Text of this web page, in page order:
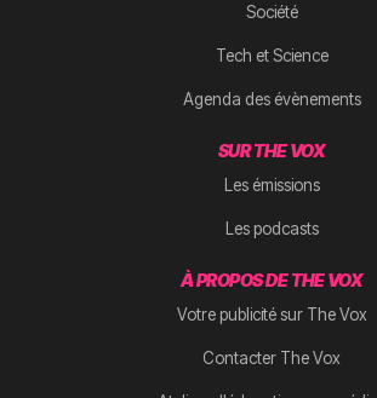
Société
Tech et Science
Agenda des évènements
SUR THE VOX
Les émissions
Les podcasts
À PROPOS DE THE VOX
Votre publicité sur The Vox
Contacter The Vox